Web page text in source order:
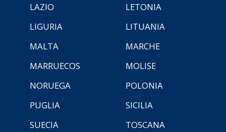
LAZIO
LETONIA
LIGURIA
LITUANIA
MALTA
MARCHE
MARRUECOS
MOLISE
NORUEGA
POLONIA
PUGLIA
SICILIA
SUECIA
TOSCANA